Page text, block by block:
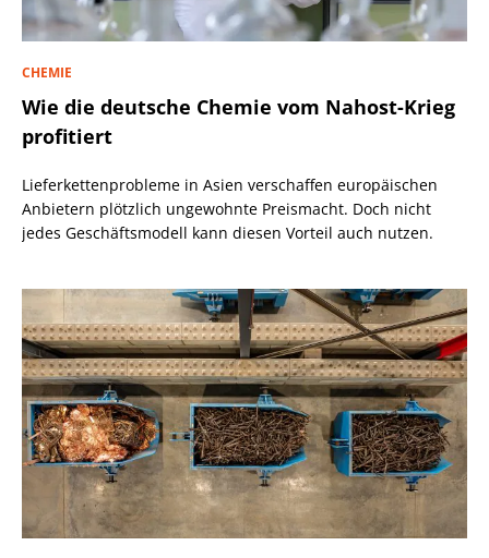
CHEMIE
Wie die deutsche Chemie vom Nahost-Krieg
profitiert
Lieferkettenprobleme in Asien verschaffen europäischen
Anbietern plötzlich ungewohnte Preismacht. Doch nicht
jedes Geschäftsmodell kann diesen Vorteil auch nutzen.